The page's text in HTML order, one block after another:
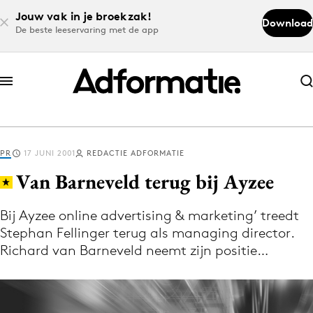
Jouw vak in je broekzak!
De beste leeservaring met de app
Download
Abonneer nu
Abonneer nu
Log in
Download de app
Volg het laatste nieuws via de Adformatie
Nieuws app
PR 17 JUNI 2001 REDACTIE ADFORMATIE
Van Barneveld terug bij Ayzee
Bij Ayzee online advertising & marketing’ treedt
Stephan Fellinger terug als managing director.
Richard van Barneveld neemt zijn positie…